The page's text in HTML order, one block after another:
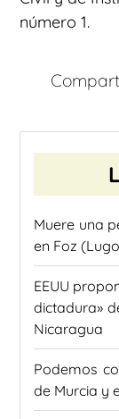
número 1.
Muere una
en Foz
EEUU
dictadura»
Nicaragua
Podemos
de Murcia y